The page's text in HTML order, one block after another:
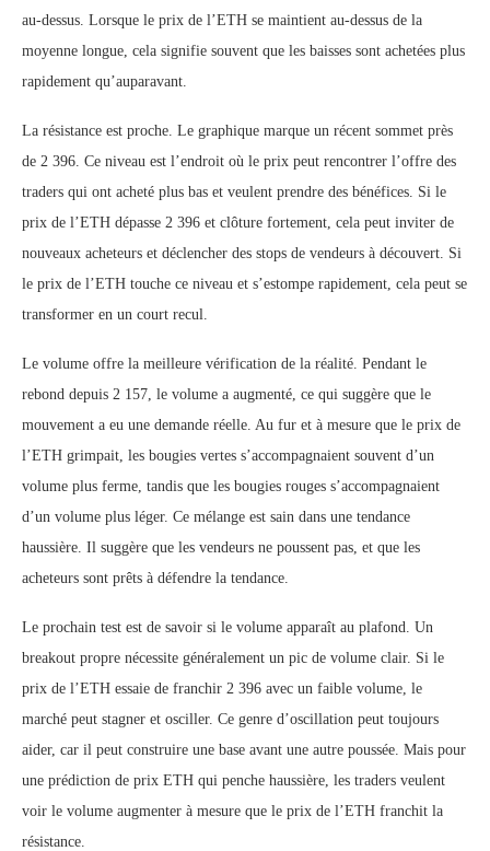
au-dessus. Lorsque le prix de l’ETH se maintient au-dessus de la
moyenne longue, cela signifie souvent que les baisses sont achetées plus
rapidement qu’auparavant.
La résistance est proche. Le graphique marque un récent sommet près
de 2 396. Ce niveau est l’endroit où le prix peut rencontrer l’offre des
traders qui ont acheté plus bas et veulent prendre des bénéfices. Si le
prix de l’ETH dépasse 2 396 et clôture fortement, cela peut inviter de
nouveaux acheteurs et déclencher des stops de vendeurs à découvert. Si
le prix de l’ETH touche ce niveau et s’estompe rapidement, cela peut se
transformer en un court recul.
Le volume offre la meilleure vérification de la réalité. Pendant le
rebond depuis 2 157, le volume a augmenté, ce qui suggère que le
mouvement a eu une demande réelle. Au fur et à mesure que le prix de
l’ETH grimpait, les bougies vertes s’accompagnaient souvent d’un
volume plus ferme, tandis que les bougies rouges s’accompagnaient
d’un volume plus léger. Ce mélange est sain dans une tendance
haussière. Il suggère que les vendeurs ne poussent pas, et que les
acheteurs sont prêts à défendre la tendance.
Le prochain test est de savoir si le volume apparaît au plafond. Un
breakout propre nécessite généralement un pic de volume clair. Si le
prix de l’ETH essaie de franchir 2 396 avec un faible volume, le
marché peut stagner et osciller. Ce genre d’oscillation peut toujours
aider, car il peut construire une base avant une autre poussée. Mais pour
une prédiction de prix ETH qui penche haussière, les traders veulent
voir le volume augmenter à mesure que le prix de l’ETH franchit la
résistance.